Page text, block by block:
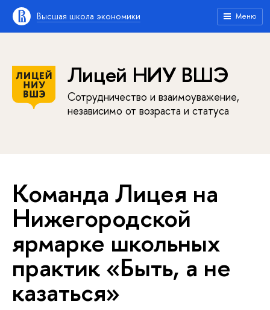
Высшая школа экономики Меню
Лицей НИУ ВШЭ
Сотрудничество и взаимоуважение,
независимо от возраста и статуса
Команда Лицея на
Нижегородской
ярмарке школьных
практик «Быть, а не
казаться»